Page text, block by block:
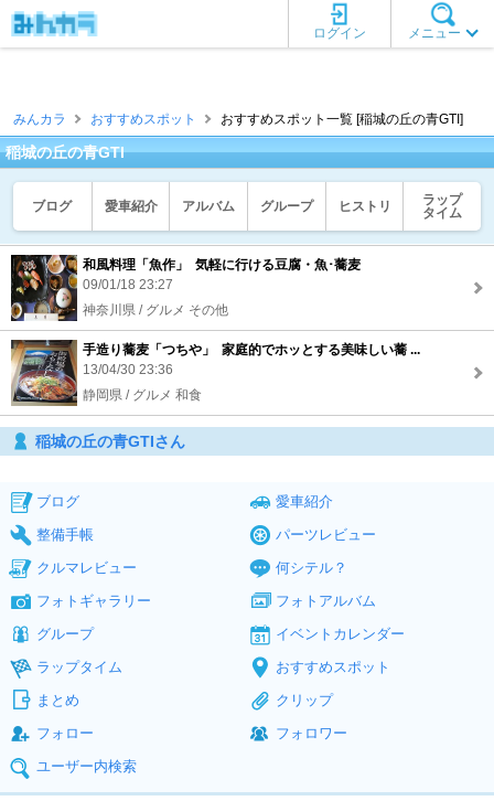
メニュー
ログイン
みんカラ おすすめスポット おすすめスポット一覧 [稲城の丘の青GTI]
稲城の丘の青GTI
ブログ 愛車紹介 アルバム グループ ヒストリ
ラップ
タイム
和風料理「魚作」 気軽に行ける豆腐・魚･蕎麦
09/01/18 23:27
神奈川県 / グルメ その他
手造り蕎麦「つちや」 家庭的でホッとする美味しい蕎 ...
13/04/30 23:36
静岡県 / グルメ 和食
稲城の丘の青GTIさん
ブログ
愛車紹介
整備手帳
パーツレビュー
クルマレビュー
何シテル？
フォトギャラリー
フォトアルバム
グループ
イベントカレンダー
ラップタイム
おすすめスポット
まとめ
クリップ
フォロー
フォロワー
ユーザー内検索